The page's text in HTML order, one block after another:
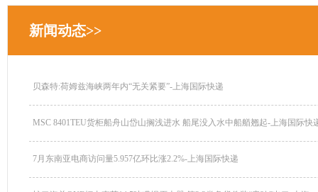
新闻动态>>
贝森特:荷姆兹海峡两年内“无关紧要”-上海国际快递
MSC 8401TEU货柜船舟山岱山搁浅进水 船尾没入水中船艏翘起-上海国际快
7月东南亚电商访问量5.957亿环比涨2.2%-上海国际快递